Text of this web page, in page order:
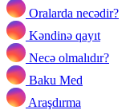
Oralarda necədir?
Kəndinə qayıt
Necə olmalıdır?
Baku Med
Araşdırma